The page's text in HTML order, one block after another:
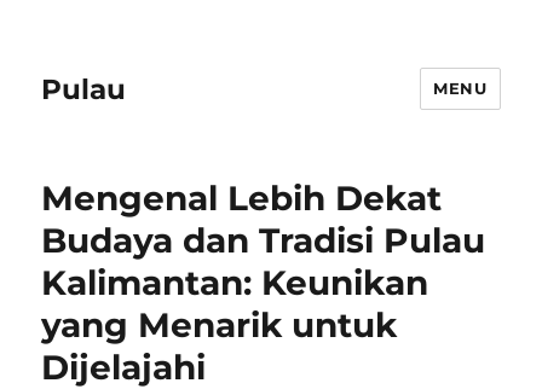
Pulau MENU
Mengenal Lebih Dekat
Budaya dan Tradisi Pulau
Kalimantan: Keunikan
yang Menarik untuk
Dijelajahi